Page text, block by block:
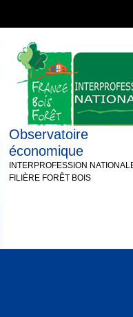
Observatoire
économique
INTERPROFESSION
FILIÈRE FORÊT BOIS